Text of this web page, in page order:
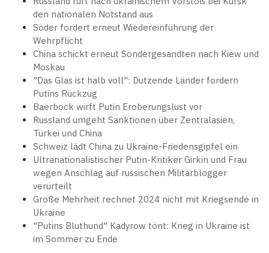
den nationalen Notstand aus
Söder fordert erneut Wiedereinführung der
Wehrpflicht
China schickt erneut Sondergesandten nach Kiew und
Moskau
"Das Glas ist halb voll": Dutzende Länder fordern
Putins Rückzug
Baerbock wirft Putin Eroberungslust vor
Russland umgeht Sanktionen über Zentralasien,
Türkei und China
Schweiz lädt China zu Ukraine-Friedensgipfel ein
Ultranationalistischer Putin-Kritiker Girkin und Frau
wegen Anschlag auf russischen Militärblogger
verurteilt
Große Mehrheit rechnet 2024 nicht mit Kriegsende in
Ukraine
"Putins Bluthund" Kadyrow tönt: Krieg in Ukraine ist
im Sommer zu Ende